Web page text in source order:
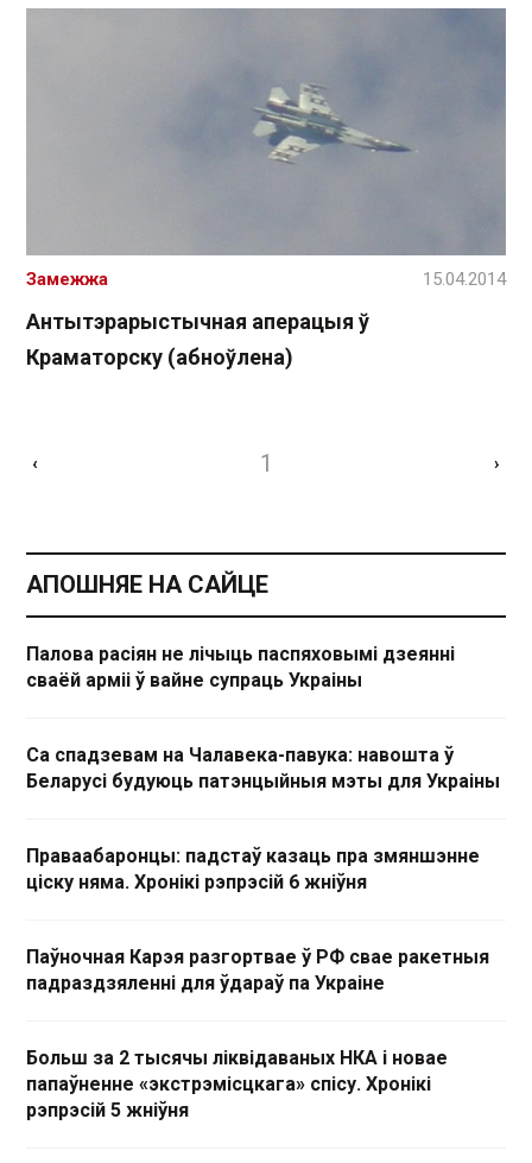
Антытэрарыстычная аперацыя ў
Краматорску (абноўлена)
Замежжа 15.04.2014
‹ 1 ›
АПОШНЯЕ НА САЙЦЕ
Палова расіян не лічыць паспяховымі дзеянні
сваёй арміі ў вайне супраць Украіны
Са спадзевам на Чалавека-павука: навошта ў
Беларусі будуюць патэнцыйныя мэты для Украіны
Праваабаронцы: падстаў казаць пра змяншэнне
ціску няма. Хронікі рэпрэсій 6 жніўня
Паўночная Карэя разгортвае ў РФ свае ракетныя
падраздзяленні для ўдараў па Украіне
Больш за 2 тысячы ліквідаваных НКА і новае
папаўненне «экстрэмісцкага» спісу. Хронікі
рэпрэсій 5 жніўня